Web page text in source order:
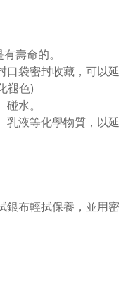
壽命的。
袋密封收藏，可以延
褪色)
水。
液等化學物質，以延
銀布輕拭保養，並用密